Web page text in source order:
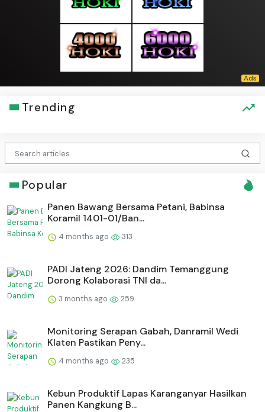
Trending
Popular
Panen Bawang Bersama Petani, Babinsa
Koramil 1401-01/Ban...
4 months ago 313
PADI Jateng 2026: Dandim Temanggung
Dorong Kolaborasi TNI da...
3 months ago 259
Monitoring Serapan Gabah, Danramil Wedi
Klaten Pastikan Peny...
4 months ago 235
⁠Kebun Produktif Lapas Karanganyar Hasilkan
Panen Kangkung B...